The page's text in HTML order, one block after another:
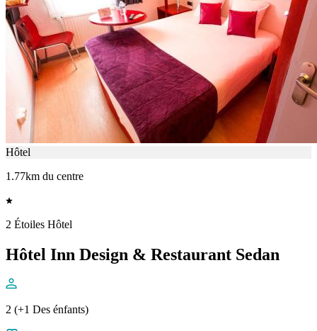
Hôtel
1.77km du centre
2 Étoiles Hôtel
Hôtel Inn Design & Restaurant Sedan
2 (+1 Des énfants)